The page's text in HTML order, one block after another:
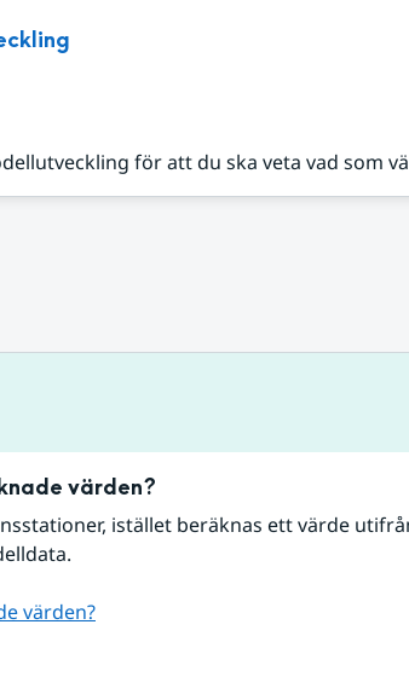
för att du ska veta vad som
värden?
istället beräknas ett värde
värden?